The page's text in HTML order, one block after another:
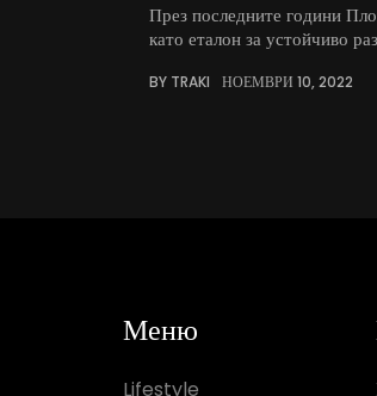
През последните години
като еталон за устойчиво
BY TRAKI НОЕМВРИ 10, 2022
Меню
Lifestyle